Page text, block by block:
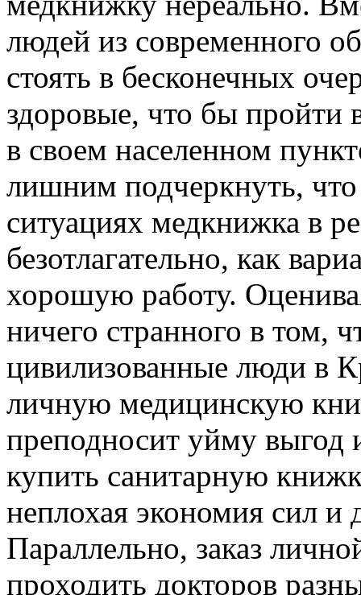
людей из современного
стоять в бесконечных
здоровые, что бы пройти
в своем населенном
лишним подчеркнуть,
ситуациях медкнижка в
безотлагательно, как
хорошую работу.
ничего странного в том,
цивилизованные люди в
личную медицинскую
преподносит уйму выгод
купить санитарную
неплохая экономия сил и
Параллельно, заказ
проходить докторов